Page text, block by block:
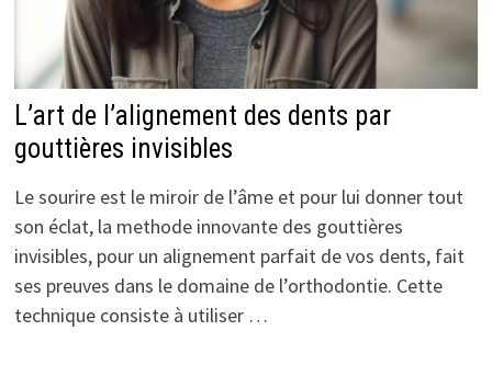
L’art de l’alignement des dents par
gouttières invisibles
Le sourire est le miroir de l’âme et pour lui donner tout
son éclat, la methode innovante des gouttières
invisibles, pour un alignement parfait de vos dents, fait
ses preuves dans le domaine de l’orthodontie. Cette
technique consiste à utiliser …